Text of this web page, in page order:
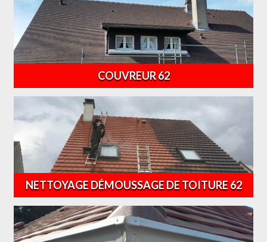
COUVREUR 62
NETTOYAGE DÉMOUSSAGE DE TOITURE 62